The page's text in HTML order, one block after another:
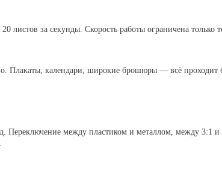
листов за секунды. Скорость работы ограничена только
Плакаты, календари, широкие брошюры — всё проходит
Переключение между пластиком и металлом, между 3:1